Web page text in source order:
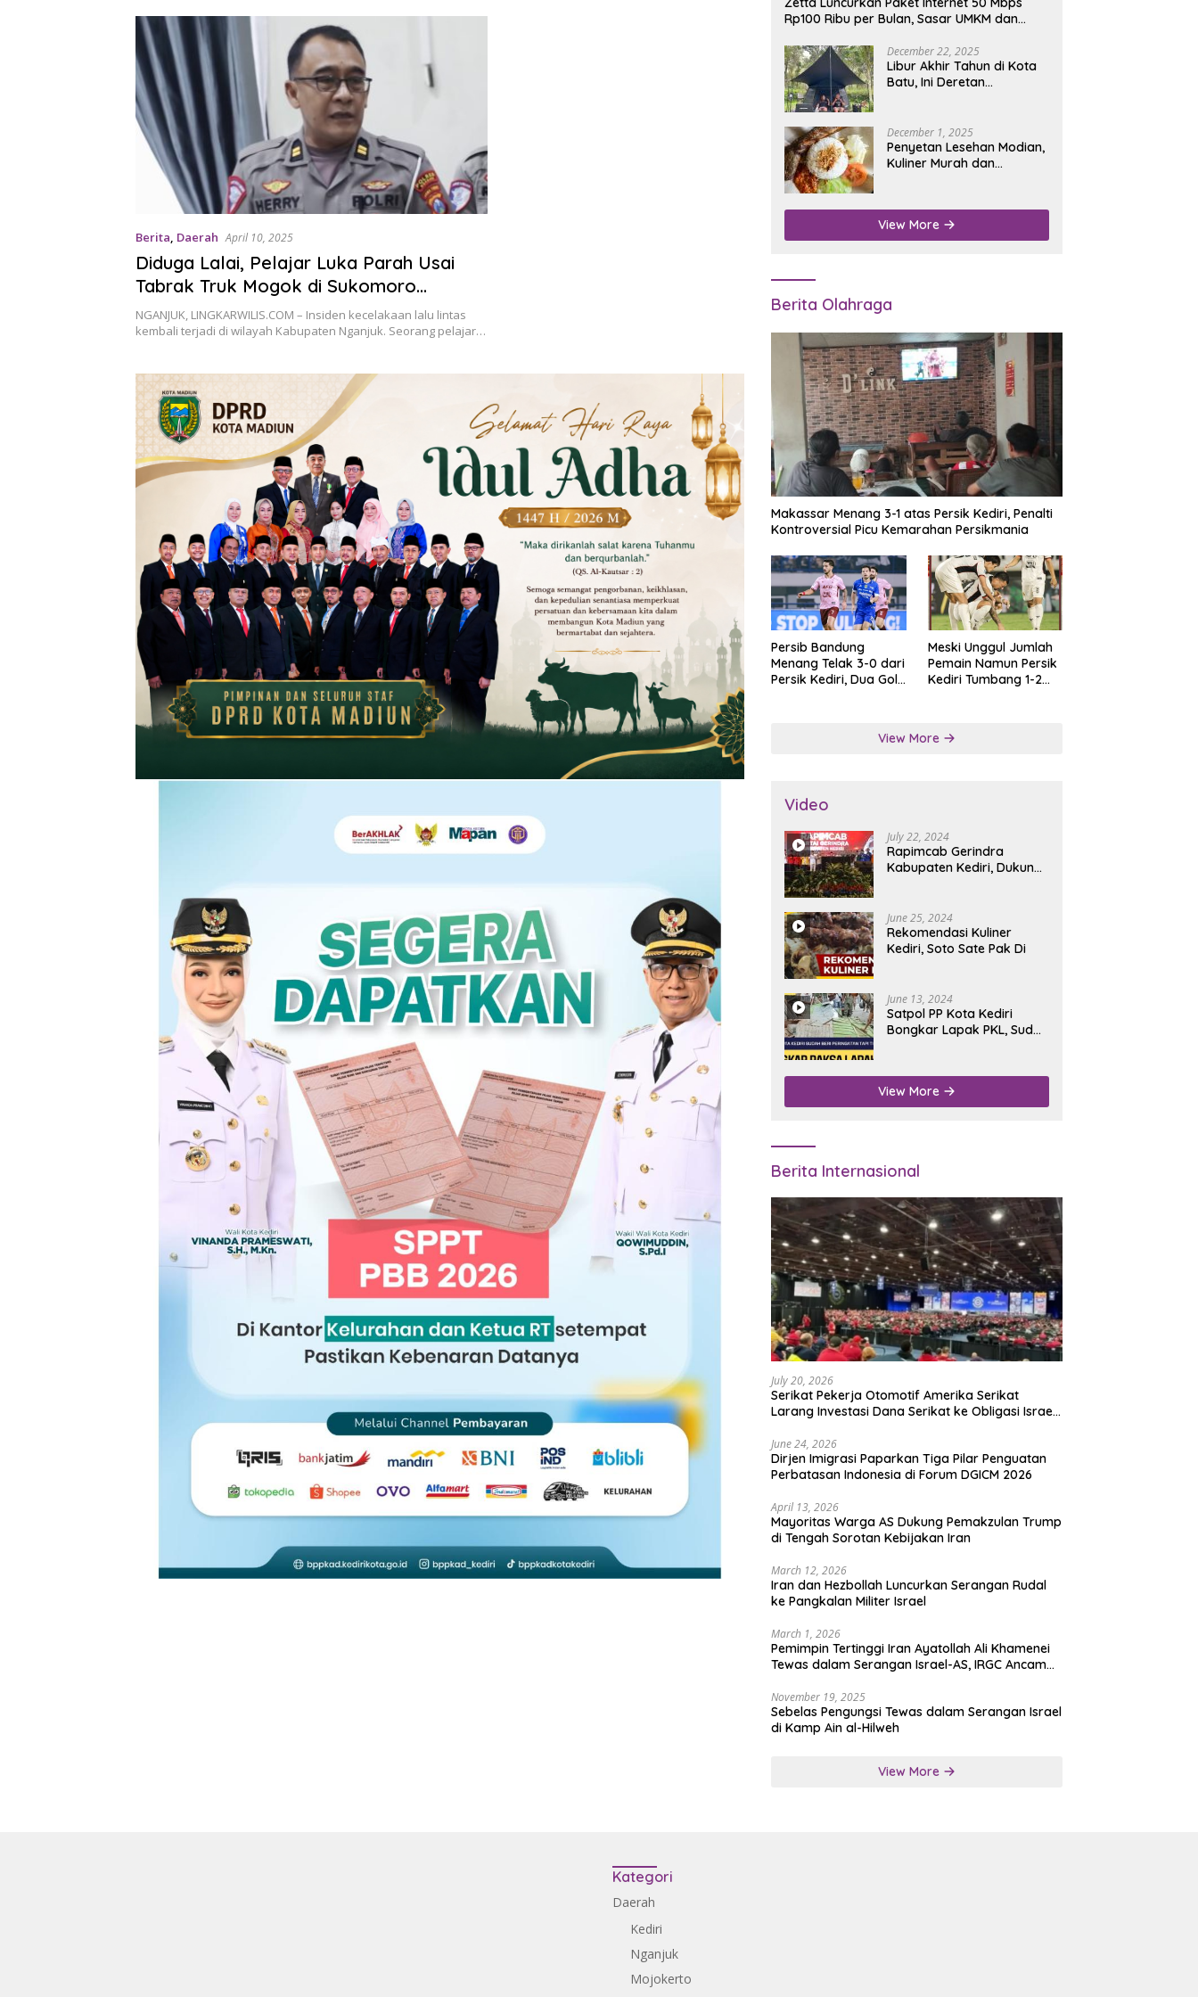
Berita, Daerah April 10, 2025
Diduga Lalai, Pelajar Luka Parah Usai
Tabrak Truk Mogok di Sukomoro
Nganjuk
NGANJUK, LINGKARWILIS.COM – Insiden kecelakaan lalu lintas
kembali terjadi di wilayah Kabupaten Nganjuk. Seorang pelajar…
Rp100 Ribu per Bulan, Sasar UMKM dan
December 22, 2025
Libur Akhir Tahun di Kota
Batu, Ini Deretan
December 1, 2025
Penyetan Lesehan Modian,
Kuliner Murah dan
Nganjuk
View More
Berita Olahraga
Makassar Menang 3-1 atas Persik Kediri, Penalti
Kontroversial Picu Kemarahan Persikmania
Persib Bandung
Menang Telak 3-0 dari
Persik Kediri, Dua Gol
Meski Unggul Jumlah
Pemain Namun Persik
Kediri Tumbang 1-2
View More
Video
July 22, 2024
Rapimcab Gerindra
Kabupaten Kediri, Dukung
June 25, 2024
Rekomendasi Kuliner
Kediri, Soto Sate Pak Di
June 13, 2024
Satpol PP Kota Kediri
Bongkar Lapak PKL, Sudah
View More
Berita Internasional
July 20, 2026
Serikat Pekerja Otomotif Amerika Serikat
Larang Investasi Dana Serikat ke Obligasi Israel,
June 24, 2026
Dirjen Imigrasi Paparkan Tiga Pilar Penguatan
Perbatasan Indonesia di Forum DGICM 2026
April 13, 2026
Mayoritas Warga AS Dukung Pemakzulan Trump
di Tengah Sorotan Kebijakan Iran
March 12, 2026
Iran dan Hezbollah Luncurkan Serangan Rudal
ke Pangkalan Militer Israel
March 1, 2026
Pemimpin Tertinggi Iran Ayatollah Ali Khamenei
Tewas dalam Serangan Israel-AS, IRGC Ancam
November 19, 2025
Sebelas Pengungsi Tewas dalam Serangan Israel
di Kamp Ain al-Hilweh
View More
Kategori
Daerah
Kediri
Nganjuk
Mojokerto